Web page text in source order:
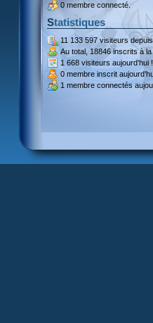
0 membre connecté.
Statistiques
11 133 597 visiteurs
Au total, 18846 inscritsà la
1 668 visiteurs aujourd'hui !
0 membre inscrit
1 membre connectés